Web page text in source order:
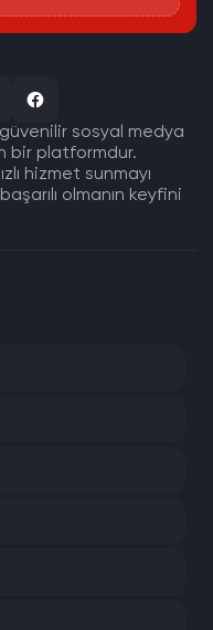
sosyal medya
bir platformdur.
hizmet sunmayı
olmanın keyfini